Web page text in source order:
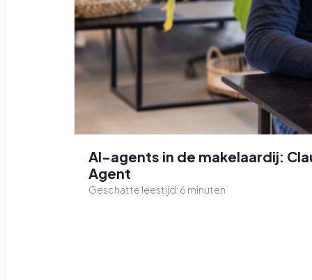
AI-agents in de makelaardij:
Agent
Geschatte leestijd: 6 minuten